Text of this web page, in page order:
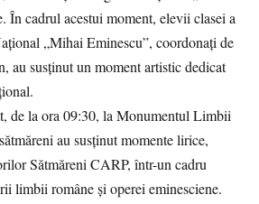
În cadrul acestui moment, elevii clasei a
„Mihai Eminescu”, coordonați de
au susținut un moment artistic dedicat
de la ora 09:30, la Monumentul Limbii
au susținut momente lirice,
Sătmăreni CARP, într-un cadru
limbii române și operei eminesciene.